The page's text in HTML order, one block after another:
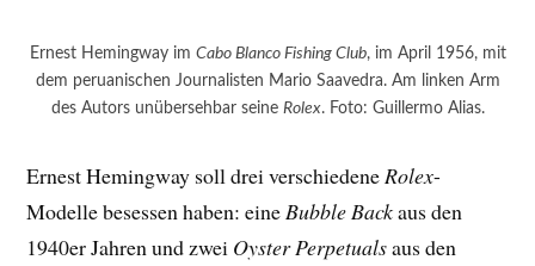
Ernest Hemingway im Cabo Blanco Fishing Club, im April 1956, mit
dem peruanischen Journalisten Mario Saavedra. Am linken Arm
des Autors unübersehbar seine Rolex. Foto: Guillermo Alias.
Ernest Hemingway soll drei verschiedeneRolex-
Modelle besessen haben: eineBubble Backaus den
1940er Jahren und zwei Oyster Perpetualsaus den